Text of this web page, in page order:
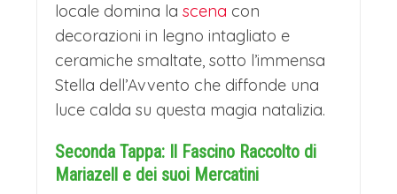
locale domina la scena con
decorazioni in legno intagliato e
ceramiche smaltate, sotto l’immensa
Stella dell’Avvento che diffonde una
luce calda su questa magia natalizia.
Seconda Tappa: Il Fascino Raccolto di
Mariazell e dei suoi Mercatini